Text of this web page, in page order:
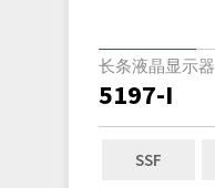
长条液晶显示器
5197-I
SSF